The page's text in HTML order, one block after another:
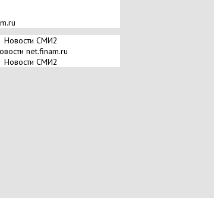
Новости СМИ2
net.finam.ru
Новости СМИ2